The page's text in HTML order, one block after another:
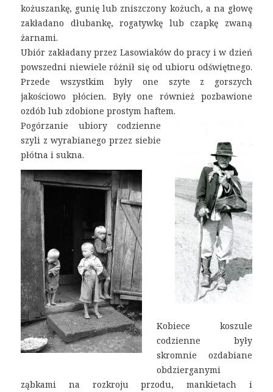
kożuszankę, gunię lub zniszczony kożuch, a na głowę
zakładano dłubankę, rogatywkę lub czapkę zwaną
żarnami.
Ubiór zakładany przez Lasowiaków do pracy i w dzień
powszedni niewiele różnił się od ubioru odświętnego.
Przede wszystkim były one szyte z gorszych
jakościowo płócien. Były one również pozbawione
ozdób lub zdobione prostym haftem.
Pogórzanie ubiory codzienne
szyli z wyrabianego przez siebie
płótna i sukna.
Kobiece koszule
codzienne były
skromnie ozdabiane
obdzierganymi
ząbkami na rozkroju przodu, mankietach i